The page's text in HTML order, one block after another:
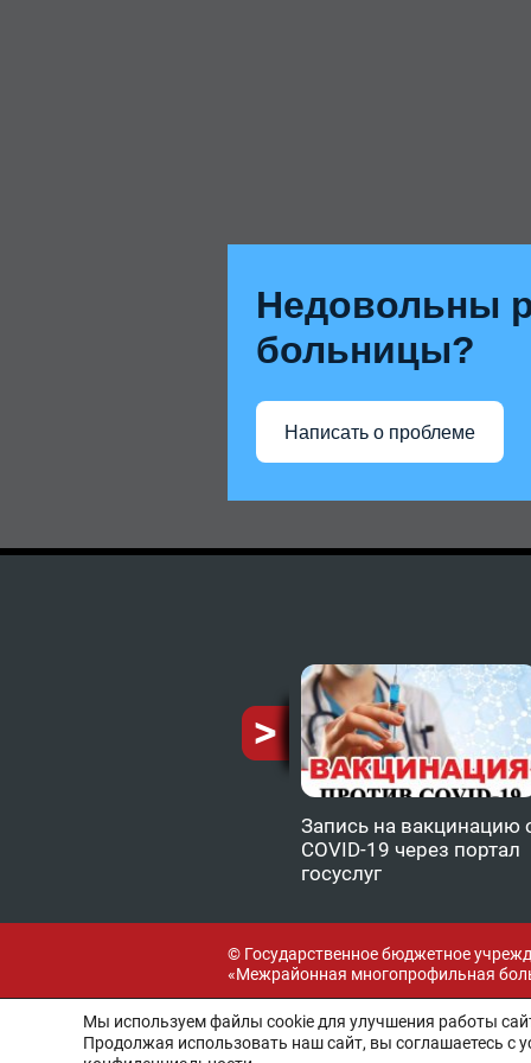
Недовольны
больницы?
Написать о проблеме
Запись на вакцинацию
COVID-19 через портал
госуслуг
© Государственное бюджетное
«Межрайонная многопрофильная
Разработка и поддержка:
Мы используем файлы cookie для улучшения работы
Продолжая использовать наш сайт, вы соглашаетесь с